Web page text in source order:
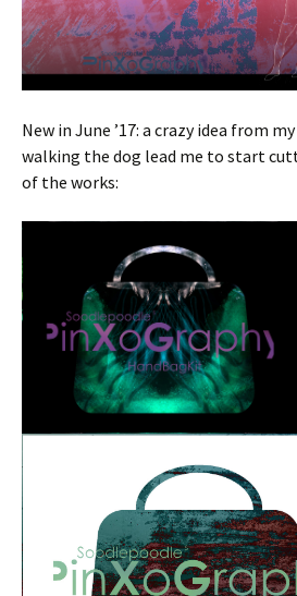
New in June ’17: a crazy idea from
walking the dog lead me to start
of the works: